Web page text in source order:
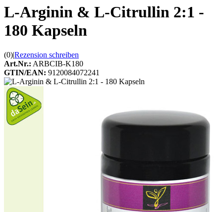
L-Arginin & L-Citrullin 2:1 -
180 Kapseln
(0)|Rezension schreiben
Art.Nr.: ARBCIB-K180
GTIN/EAN: 9120084072241